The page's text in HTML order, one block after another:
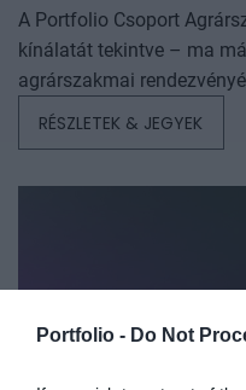
Portfolio - Do Not
A Portfolio Csoport
kínálatát tekintve – ma
agrárszakmai
számít. A konferencia
az agrárpiaci szereplők
döntéseihez. A
programmal várja az
szakmai előesttel
összetett és kimerítően
államigazgatási, banki,
RÉSZLETEK & JEGYEK